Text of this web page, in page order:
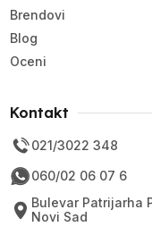
Brendovi
Blog
Oceni
Kontakt
021/3022 348
060/02 06 07 6
Bulevar Patrijarha
Novi Sad